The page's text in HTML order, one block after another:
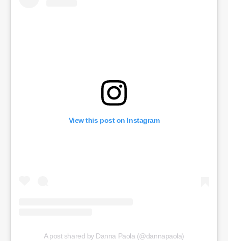
View this post on Instagram
A post shared by Danna Paola (@dannapaola)